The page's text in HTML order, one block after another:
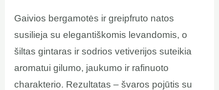
Gaivios bergamotės ir greipfruto natos
susilieja su elegantiškomis levandomis, o
šiltas gintaras ir sodrios vetiverijos suteikia
aromatui gilumo, jaukumo ir rafinuoto
charakterio. Rezultatas – švaros pojūtis su